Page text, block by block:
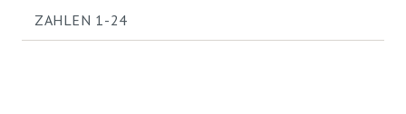
ZAHLEN 1-24